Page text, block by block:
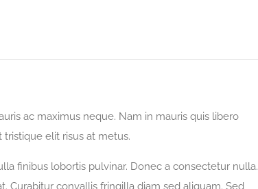
ac maximus neque. Nam in mauris quis libero
elit risus at metus.
finibus lobortis pulvinar. Donec a consectetur nulla.
Curabitur convallis fringilla diam sed aliquam. Sed